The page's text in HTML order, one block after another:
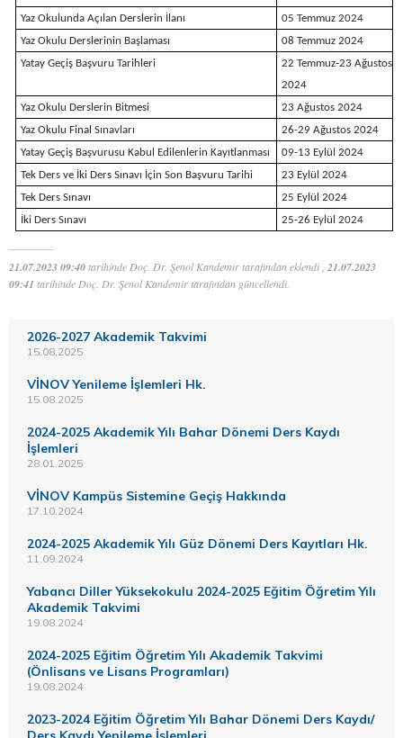
Yaz Okulunda Açılan Derslerin İlanı
05 Temmuz 2024
Yaz Okulu Derslerinin Başlaması
08 Temmuz 2024
Yatay Geçiş Başvuru Tarihleri
22 Temmuz-23 Ağustos
2024
Yaz Okulu Derslerin Bitmesi
23 Ağustos 2024
Yaz Okulu Final Sınavları
26-29 Ağustos 2024
Yatay Geçiş Başvurusu Kabul Edilenlerin Kayıtlanması
09-13 Eylül 2024
Tek Ders ve İki Ders Sınavı İçin Son Başvuru Tarihi
23 Eylül 2024
Tek Ders Sınavı
25 Eylül 2024
İki Ders Sınavı
25-26 Eylül 2024
21.07.2023 09:40tarihinde Doç. Dr. Şenol Kandemir tarafından eklendi , 21.07.2023
09:41 tarihinde Doç. Dr. Şenol Kandemir tarafından güncellendi.
2026-2027 Akademik Takvimi
15.08.2025
VİNOV Yenileme İşlemleri Hk.
15.08.2025
2024-2025 Akademik Yılı Bahar Dönemi Ders Kaydı
İşlemleri
28.01.2025
VİNOV Kampüs Sistemine Geçiş Hakkında
17.10.2024
2024-2025 Akademik Yılı Güz Dönemi Ders Kayıtları Hk.
11.09.2024
Yabancı Diller Yüksekokulu 2024-2025 Eğitim Öğretim Yılı
Akademik Takvimi
19.08.2024
2024-2025 Eğitim Öğretim Yılı Akademik Takvimi
(Önlisans ve Lisans Programları)
19.08.2024
2023-2024 Eğitim Öğretim Yılı Bahar Dönemi Ders Kaydı/